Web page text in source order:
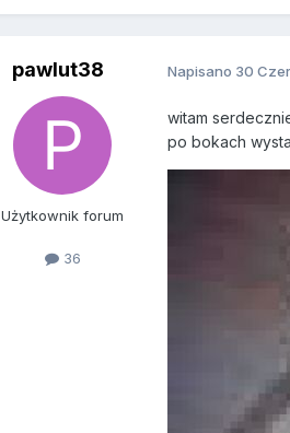
pawlut38
Użytkownik forum
36
Napisano 30
witam
po bokach